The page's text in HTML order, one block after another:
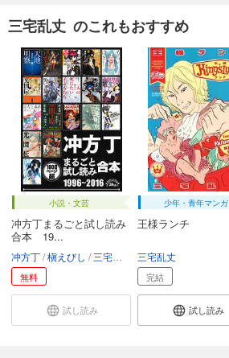
三宅乱丈 のこれもおすすめ
小説・文芸
冲方丁まるごと試し読み
合本 19...
冲方丁 槇えびし 三宅乱丈 大今良時
無料
試し読み
少年・青年マンガ
王様ランチ
三宅乱丈
完結
試し読み